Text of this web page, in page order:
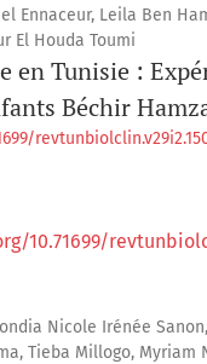
Ennaceur, Leila Ben
El Houda Toumi
en Tunisie :
Béchir
10.71699/
Nicole Irénée
Tieba Millogo, Myriam